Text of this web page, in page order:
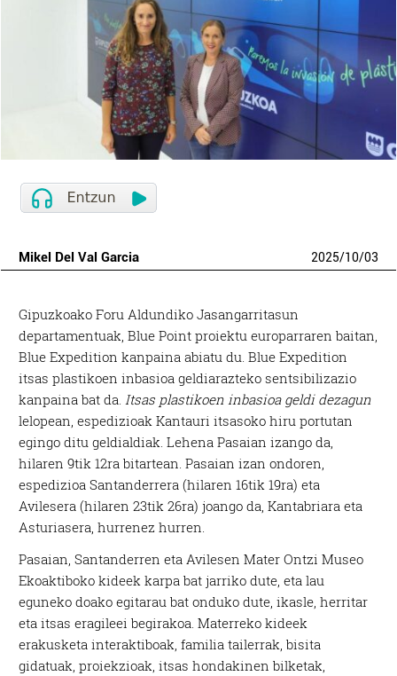
Mikel Del Val Garcia 2025/10/03
Gipuzkoako Foru Aldundiko Jasangarritasun
departamentuak, Blue Point proiektu europarraren baitan,
Blue Expedition kanpaina abiatu du. Blue Expedition
itsas plastikoen inbasioa geldiarazteko sentsibilizazio
kanpaina bat da.Itsas plastikoen inbasioa geldi dezagun
lelopean, espedizioak Kantauri itsasoko hiru portutan
egingo ditu geldialdiak. Lehena Pasaian izango da,
hilaren 9tik 12ra bitartean. Pasaian izan ondoren,
espedizioa Santanderrera (hilaren 16tik 19ra) eta
Avilesera (hilaren 23tik 26ra) joango da, Kantabriara eta
Asturiasera, hurrenez hurren.
Pasaian, Santanderren eta Avilesen Mater Ontzi Museo
Ekoaktiboko kideek karpa bat jarriko dute, eta lau
eguneko doako egitarau bat onduko dute, ikasle, herritar
eta itsas eragileei begirakoa. Materreko kideek
erakusketa interaktiboak, familia tailerrak, bisita
gidatuak, proiekzioak, itsas hondakinen bilketak,